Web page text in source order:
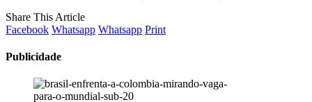
Share This Article
Facebook Whatsapp Whatsapp Print
Publicidade